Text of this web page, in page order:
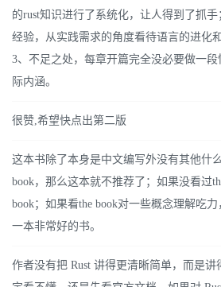
的rust知识进行了系统化，让人得到了抓
经验，从实践需求的角度看待语言的进化
3、不足之处，每章开篇完全没必要做一
际内涵。
很赞,希望快点出第二版
这本书除了本身是中文编写外没有其他什
book，那么这本就不推荐了；如果没看过
book；如果看the book对一些概念理解吃力
一本非常好的书。
作者没有把 Rust 讲得更清晰简单，而是